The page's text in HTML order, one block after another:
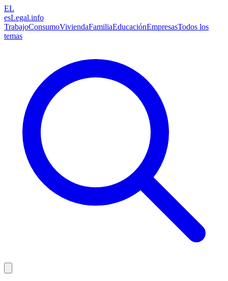
EL
esLegal.info
TrabajoConsumoViviendaFamiliaEducaciónEmpresasTodos los
temas